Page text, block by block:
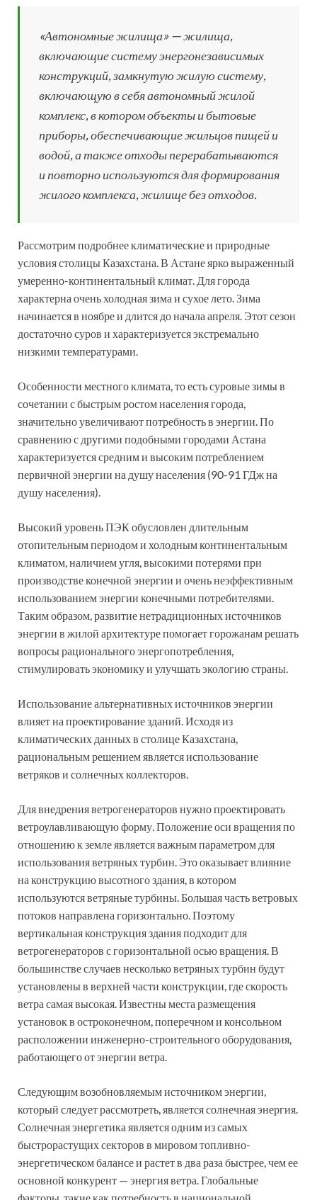
«Автономные жилища» — жилища,
включающие систему энергонезависимых
конструкций, замкнутую жилую систему,
включающую в себя автономный жилой
комплекс, в котором объекты и бытовые
приборы, обеспечивающие жильцов пищей и
водой, а также отходы перерабатываются
и повторно используются для формирования
жилого комплекса, жилище без отходов.
Рассмотрим подробнее климатические и природные
условия столицы Казахстана. В Астане ярко выраженный
умеренно-континентальный климат. Для города
характерна очень холодная зима и сухое лето. Зима
начинается в ноябре и длится до начала апреля. Этот сезон
достаточно суров и характеризуется экстремально
низкими температурами.
Особенности местного климата, то есть суровые зимы в
сочетании с быстрым ростом населения города,
значительно увеличивают потребность в энергии. По
сравнению с другими подобными городами Астана
характеризуется средним и высоким потреблением
первичной энергии на душу населения (90-91 ГДж на
душу населения).
Высокий уровень ПЭК обусловлен длительным
отопительным периодом и холодным континентальным
климатом, наличием угля, высокими потерями при
производстве конечной энергии и очень неэффективным
использованием энергии конечными потребителями.
Таким образом, развитие нетрадиционных источников
энергии в жилой архитектуре помогает горожанам решать
вопросы рационального энергопотребления,
стимулировать экономику и улучшать экологию страны.
Использование альтернативных источников энергии
влияет на проектирование зданий. Исходя из
климатических данных в столице Казахстана,
рациональным решением является использование
ветряков и солнечных коллекторов.
Для внедрения ветрогенераторов нужно проектировать
ветроулавливающую форму. Положение оси вращения по
отношению к земле является важным параметром для
использования ветряных турбин. Это оказывает влияние
на конструкцию высотного здания, в котором
используются ветряные турбины. Большая часть ветровых
потоков направлена горизонтально. Поэтому
вертикальная конструкция здания подходит для
ветрогенераторов с горизонтальной осью вращения. В
большинстве случаев несколько ветряных турбин будут
установлены в верхней части конструкции, где скорость
ветра самая высокая. Известны места размещения
установок в остроконечном, поперечном и консольном
расположении инженерно-строительного оборудования,
работающего от энергии ветра.
Следующим возобновляемым источником энергии,
который следует рассмотреть, является солнечная энергия.
Солнечная энергетика является одним из самых
быстрорастущих секторов в мировом топливно-
энергетическом балансе и растет в два раза быстрее, чем ее
основной конкурент — энергия ветра. Глобальные